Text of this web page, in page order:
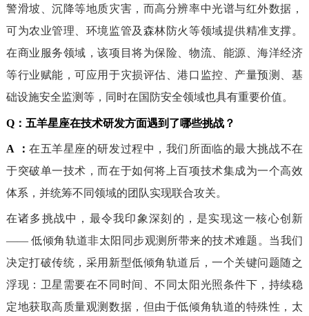
警滑坡、沉降等地质灾害，而高分辨率中光谱与红外数据，
可为农业管理、环境监管及森林防火等领域提供精准支撑。
在商业服务领域，该项目将为保险、物流、能源、海洋经济
等行业赋能，可应用于灾损评估、港口监控、产量预测、基
础设施安全监测等，同时在国防安全领域也具有重要价值。
Q： 五羊星座在技术研发方面遇到了哪些挑战？
A ：在五羊星座的研发过程中，我们所面临的最大挑战不在
于突破单一技术，而在于如何将上百项技术集成为一个高效
体系，并统筹不同领域的团队实现联合攻关。
在诸多挑战中，最令我印象深刻的，是实现这一核心创新
—— 低倾角轨道非太阳同步观测所带来的技术难题。当我们
决定打破传统，采用新型低倾角轨道后，一个关键问题随之
浮现：卫星需要在不同时间、不同太阳光照条件下，持续稳
定地获取高质量观测数据，但由于低倾角轨道的特殊性，太